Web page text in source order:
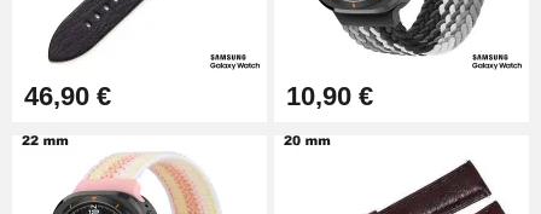
Pince Trou pour Bracelet de
Kit Horlogerie Débutant
46,90 € 10,90 €